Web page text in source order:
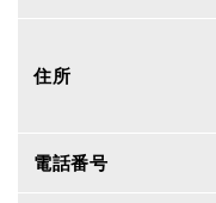
住所
電話番号